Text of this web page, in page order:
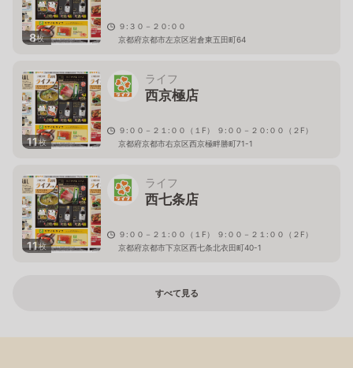
8枚
９:３０－２０:００
京都府京都市左京区岩倉東五田町64
11枚
ライフ
西京極店
９:００－２１:００（１F） ９:００－２０:００（２F）
京都府京都市右京区西京極畔勝町71-1
11枚
ライフ
西七条店
９:００－２１:００（１F） ９:００－２１:００（２F）
京都府京都市下京区西七条北衣田町40-1
すべて見る